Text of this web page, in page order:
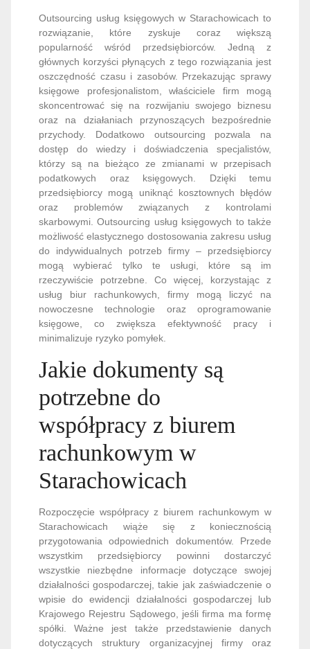
Outsourcing usług księgowych w Starachowicach to
rozwiązanie, które zyskuje coraz większą
popularność wśród przedsiębiorców. Jedną z
głównych korzyści płynących z tego rozwiązania jest
oszczędność czasu i zasobów. Przekazując sprawy
księgowe profesjonalistom, właściciele firm mogą
skoncentrować się na rozwijaniu swojego biznesu
oraz na działaniach przynoszących bezpośrednie
przychody. Dodatkowo outsourcing pozwala na
dostęp do wiedzy i doświadczenia specjalistów,
którzy są na bieżąco ze zmianami w przepisach
podatkowych oraz księgowych. Dzięki temu
przedsiębiorcy mogą uniknąć kosztownych błędów
oraz problemów związanych z kontrolami
skarbowymi. Outsourcing usług księgowych to także
możliwość elastycznego dostosowania zakresu usług
do indywidualnych potrzeb firmy – przedsiębiorcy
mogą wybierać tylko te usługi, które są im
rzeczywiście potrzebne. Co więcej, korzystając z
usług biur rachunkowych, firmy mogą liczyć na
nowoczesne technologie oraz oprogramowanie
księgowe, co zwiększa efektywność pracy i
minimalizuje ryzyko pomyłek.
Jakie dokumenty są
potrzebne do
współpracy z biurem
rachunkowym w
Starachowicach
Rozpoczęcie współpracy z biurem rachunkowym w
Starachowicach wiąże się z koniecznością
przygotowania odpowiednich dokumentów. Przede
wszystkim przedsiębiorcy powinni dostarczyć
wszystkie niezbędne informacje dotyczące swojej
działalności gospodarczej, takie jak zaświadczenie o
wpisie do ewidencji działalności gospodarczej lub
Krajowego Rejestru Sądowego, jeśli firma ma formę
spółki. Ważne jest także przedstawienie danych
dotyczących struktury organizacyjnej firmy oraz